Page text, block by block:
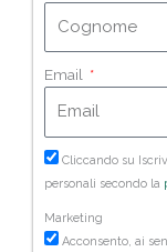
Email
Cliccando su
personali secondo la
Marketing
Acconsento, ai